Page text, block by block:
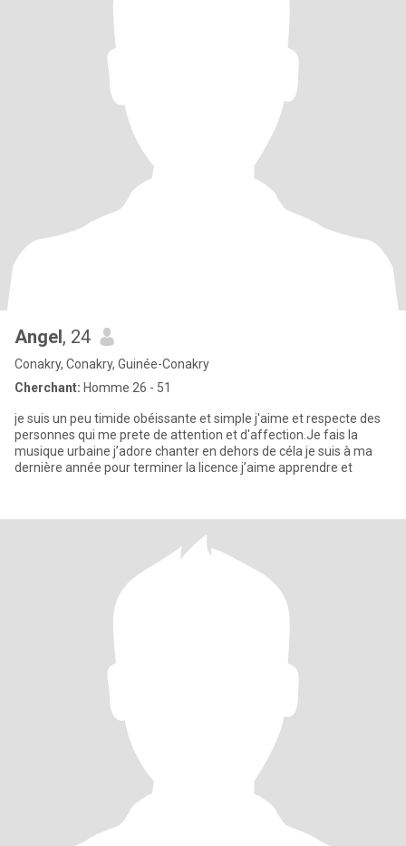
Angel, 24
Conakry, Conakry, Guinée-Conakry
Cherchant: Homme 26 - 51
je suis un peu timide obéissante et simple j'aime et respecte des
personnes qui me prete de attention et d'affection.Je fais la
musique urbaine j’adore chanter en dehors de céla je suis à ma
dernière année pour terminer la licence j’aime apprendre et